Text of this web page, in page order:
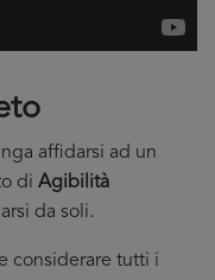
affidarsi ad un
di Agibilità
da soli.
considerare tutti i